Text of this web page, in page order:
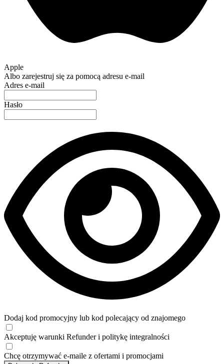
Apple
Albo zarejestruj się za pomocą adresu e-mail
Adres e-mail
Hasło
Dodaj kod promocyjny lub kod polecający od znajomego
Akceptuję warunki Refunder i politykę integralności
Chcę otrzymywać e-maile z ofertami i promocjami